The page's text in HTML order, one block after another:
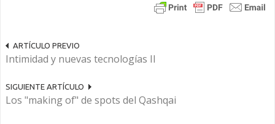
ARTÍCULO PREVIO
Intimidad y nuevas tecnologías II
SIGUIENTE ARTÍCULO
Los "making of" de spots del Qashqai